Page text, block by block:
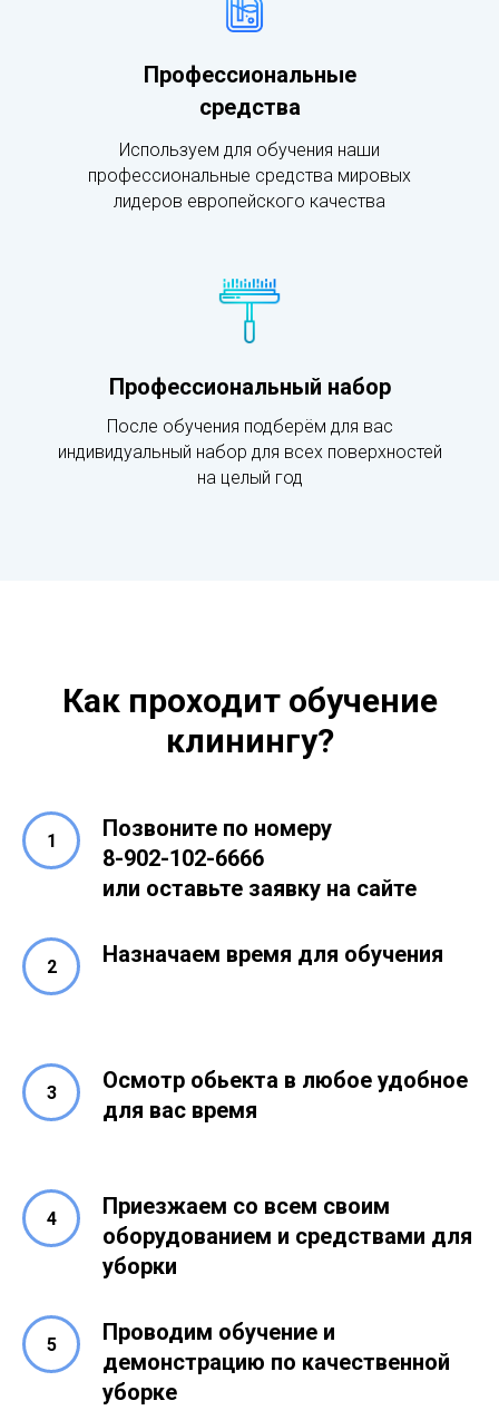
После обучения подберём для вас
индивидуальный набор для всех поверхностей
на целый год
Профессиональный набор
Используем для обучения наши
профессиональные средства мировых
лидеров европейского качества
Профессиональные
средства
Как проходит обучение
клинингу?
Позвоните по номеру
8-902-102-6666
или оставьте заявку на сайте
Назначаем время для обучения
Осмотр обьекта в любое удобное
для вас время
Приезжаем со всем своим
оборудованием и средствами для
уборки
Проводим обучение и
демонстрацию по качественной
уборке